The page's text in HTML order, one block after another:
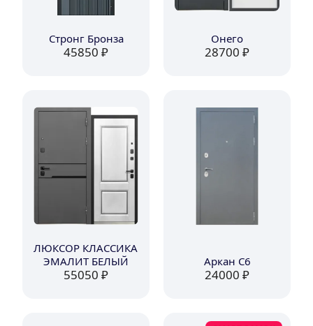
Стронг Бронза
45850 ₽
Онего
28700 ₽
ЛЮКСОР КЛАССИКА
ЭМАЛИТ БЕЛЫЙ
55050 ₽
Аркан С6
24000 ₽